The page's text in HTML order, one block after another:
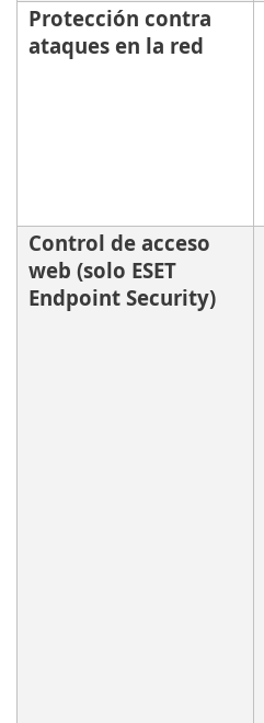
Protección contra
ataques en la red
Control de acceso
web (solo ESET
Endpoint Security)